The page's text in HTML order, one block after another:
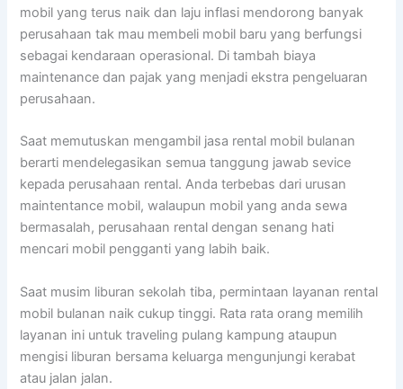
mobil yang terus naik dan laju inflasi mendorong banyak
perusahaan tak mau membeli mobil baru yang berfungsi
sebagai kendaraan operasional. Di tambah biaya
maintenance dan pajak yang menjadi ekstra pengeluaran
perusahaan.
Saat memutuskan mengambil jasa rental mobil bulanan
berarti mendelegasikan semua tanggung jawab sevice
kepada perusahaan rental. Anda terbebas dari urusan
maintentance mobil, walaupun mobil yang anda sewa
bermasalah, perusahaan rental dengan senang hati
mencari mobil pengganti yang labih baik.
Saat musim liburan sekolah tiba, permintaan layanan rental
mobil bulanan naik cukup tinggi. Rata rata orang memilih
layanan ini untuk traveling pulang kampung ataupun
mengisi liburan bersama keluarga mengunjungi kerabat
atau jalan jalan.